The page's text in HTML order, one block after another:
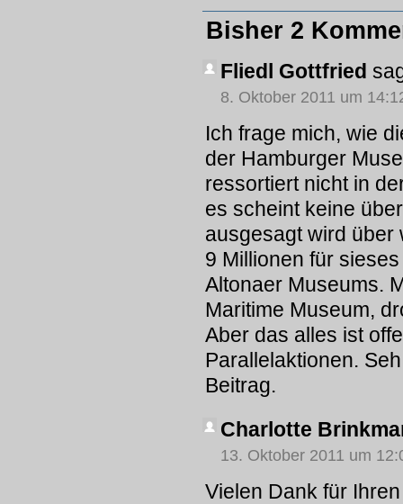
Bisher 2
Fliedl Gottfried
8. Oktober 2011 um
Ich frage mich, wie
der Hamburger
ressortiert nicht in
es scheint keine
ausgesagt wird über
9 Millionen für
Altonaer Museums.
Maritime Museum,
Aber das alles ist
Parallelaktionen.
Beitrag.
Charlotte
13. Oktober 2011 um
Vielen Dank für